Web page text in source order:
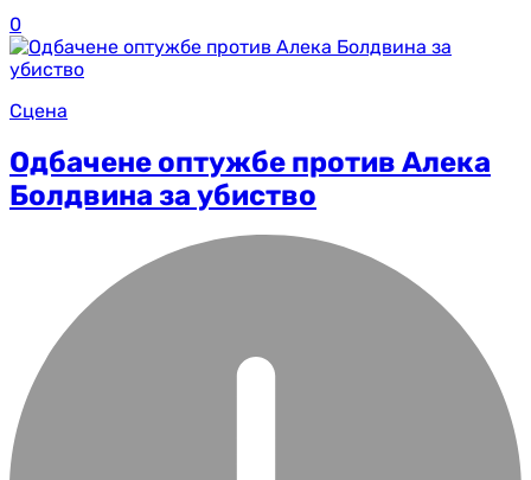
0
Сцена
Одбачене оптужбе против Алека
Болдвина за убиство